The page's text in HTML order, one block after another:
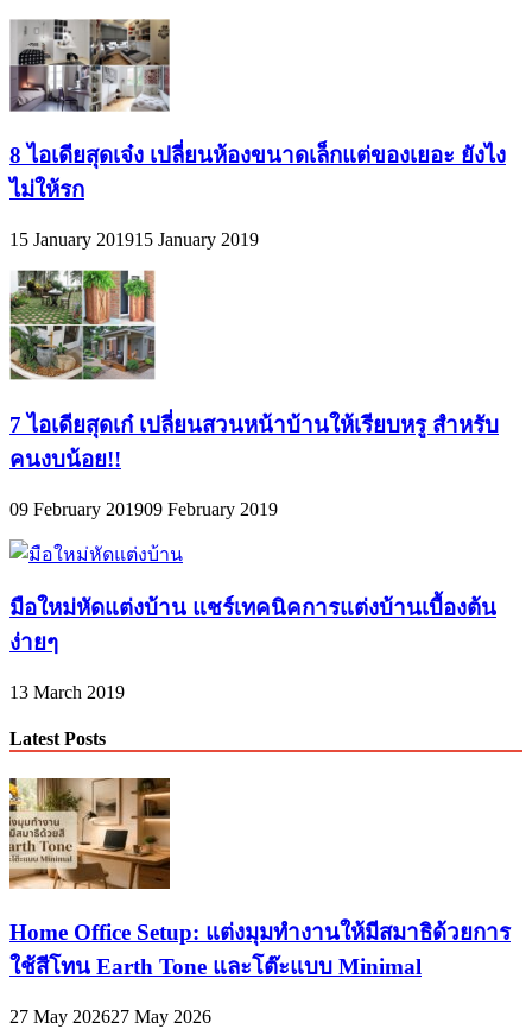
ตาย
8 ไอเดียสุดเจ๋ง เปลี่ยนห้องขนาดเล็กแต่ของเยอะ ยังไง
ไม่ให้รก
15 January 201915 January 2019
7 ไอเดียสุดเก๋ เปลี่ยนสวนหน้าบ้านให้เรียบหรู สำหรับ
คนงบน้อย!!
09 February 201909 February 2019
มือใหม่หัดแต่งบ้าน แชร์เทคนิคการแต่งบ้านเบื้องต้น
ง่ายๆ
13 March 2019
Latest Posts
Home Office Setup: แต่งมุมทำงานให้มีสมาธิด้วยการ
ใช้สีโทน Earth Tone และโต๊ะแบบ Minimal
27 May 202627 May 2026